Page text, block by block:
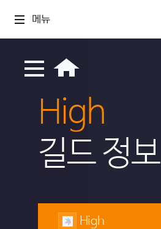
메뉴
High
길드 정보
High